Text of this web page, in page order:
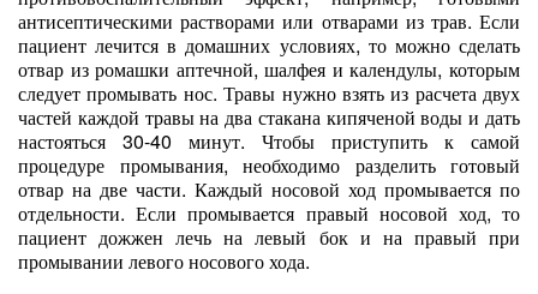
антисептическими растворами или отварами из трав. Если
пациент лечится в домашних условиях, то можно сделать
отвар из ромашки аптечной, шалфея и календулы, которым
следует промывать нос. Травы нужно взять из расчета двух
частей каждой травы на два стакана кипяченой воды и дать
настояться 30-40 минут. Чтобы приступить к самой
процедуре промывания, необходимо разделить готовый
отвар на две части. Каждый носовой ход промывается по
отдельности. Если промывается правый носовой ход, то
пациент дожжен лечь на левый бок и на правый при
промывании левого носового хода.